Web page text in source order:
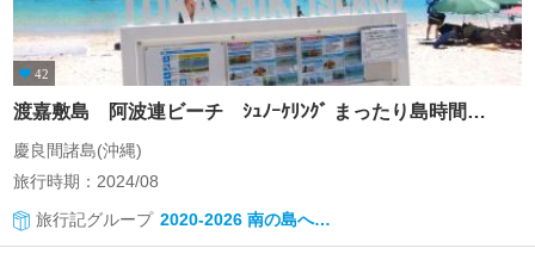
42
渡嘉敷島 阿波連ビーチ ｼｭﾉｰｹﾘﾝｸﾞ まったり島時間…
慶良間諸島(沖縄)
旅行時期：2024/08
旅行記グループ 2020-2026 南の島へ…